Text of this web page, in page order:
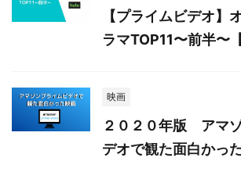
【プライムビデオ】
ラマTOP11〜前半〜
映画
２０２０年版 アマ
デオで観た面白かっ